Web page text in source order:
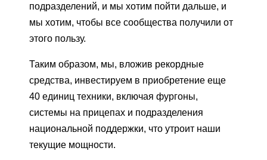
подразделений, и мы хотим пойти дальше, и
мы хотим, чтобы все сообщества получили от
этого пользу.
Таким образом, мы, вложив рекордные
средства, инвестируем в приобретение еще
40 единиц техники, включая фургоны,
системы на прицепах и подразделения
национальной поддержки, что утроит наши
текущие мощности.